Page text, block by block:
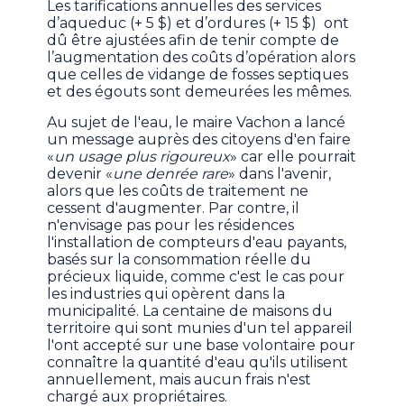
Les tarifications annuelles des services
d’aqueduc (+ 5 $) et d’ordures (+ 15 $) ont
dû être ajustées afin de tenir compte de
l’augmentation des coûts d’opération alors
que celles de vidange de fosses septiques
et des égouts sont demeurées les mêmes.
Au sujet de l'eau, le maire Vachon a lancé
un message auprès des citoyens d'en faire
«un usage plus rigoureux» car elle pourrait
devenir «une denrée rare» dans l'avenir,
alors que les coûts de traitement ne
cessent d'augmenter. Par contre, il
n'envisage pas pour les résidences
l'installation de compteurs d'eau payants,
basés sur la consommation réelle du
précieux liquide, comme c'est le cas pour
les industries qui opèrent dans la
municipalité. La centaine de maisons du
territoire qui sont munies d'un tel appareil
l'ont accepté sur une base volontaire pour
connaître la quantité d'eau qu'ils utilisent
annuellement, mais aucun frais n'est
chargé aux propriétaires.